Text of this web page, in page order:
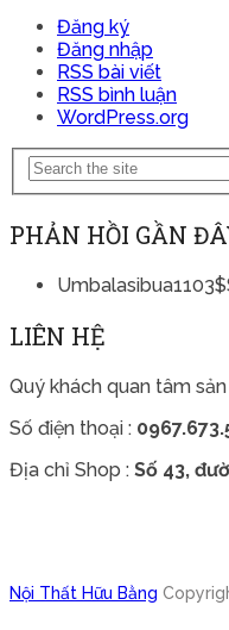
Đăng ký
Đăng nhập
RSS bài viết
RSS bình luận
WordPress.org
PHẢN HỒI GẦN
LIÊN HỆ
Quý khách quan tâm
Số điện thoại :
Địa chỉ Shop : Số 43,
Nội Thất Hữu Bằng